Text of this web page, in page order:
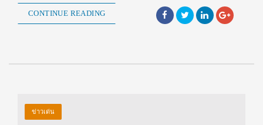
CONTINUE READING
ข่าวเด่น